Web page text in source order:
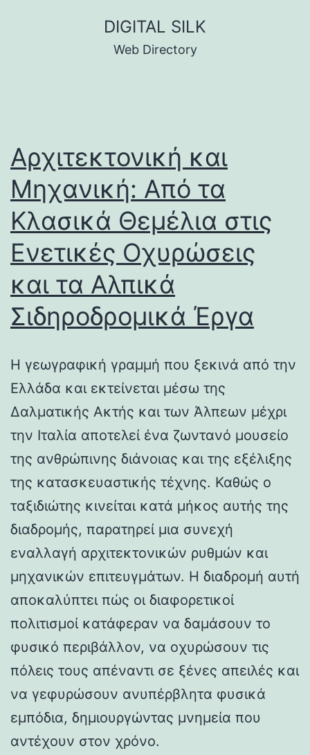
DIGITAL SILK
Web Directory
Αρχιτεκτονική και
Μηχανική: Από τα
Κλασικά Θεμέλια στις
Ενετικές Οχυρώσεις
και τα Αλπικά
Σιδηροδρομικά Έργα
Η γεωγραφική γραμμή που ξεκινά από την
Ελλάδα και εκτείνεται μέσω της
Δαλματικής Ακτής και των Άλπεων μέχρι
την Ιταλία αποτελεί ένα ζωντανό μουσείο
της ανθρώπινης διάνοιας και της εξέλιξης
της κατασκευαστικής τέχνης. Καθώς ο
ταξιδιώτης κινείται κατά μήκος αυτής της
διαδρομής, παρατηρεί μια συνεχή
εναλλαγή αρχιτεκτονικών ρυθμών και
μηχανικών επιτευγμάτων. Η διαδρομή αυτή
αποκαλύπτει πώς οι διαφορετικοί
πολιτισμοί κατάφεραν να δαμάσουν το
φυσικό περιβάλλον, να οχυρώσουν τις
πόλεις τους απέναντι σε ξένες απειλές και
να γεφυρώσουν ανυπέρβλητα φυσικά
εμπόδια, δημιουργώντας μνημεία που
αντέχουν στον χρόνο.